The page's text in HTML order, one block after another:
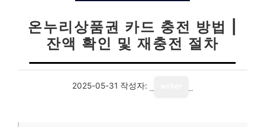
온누리상품권 카드 충전 방법 |
잔액 확인 및 재충전 절차
2025-05-31 작성자: